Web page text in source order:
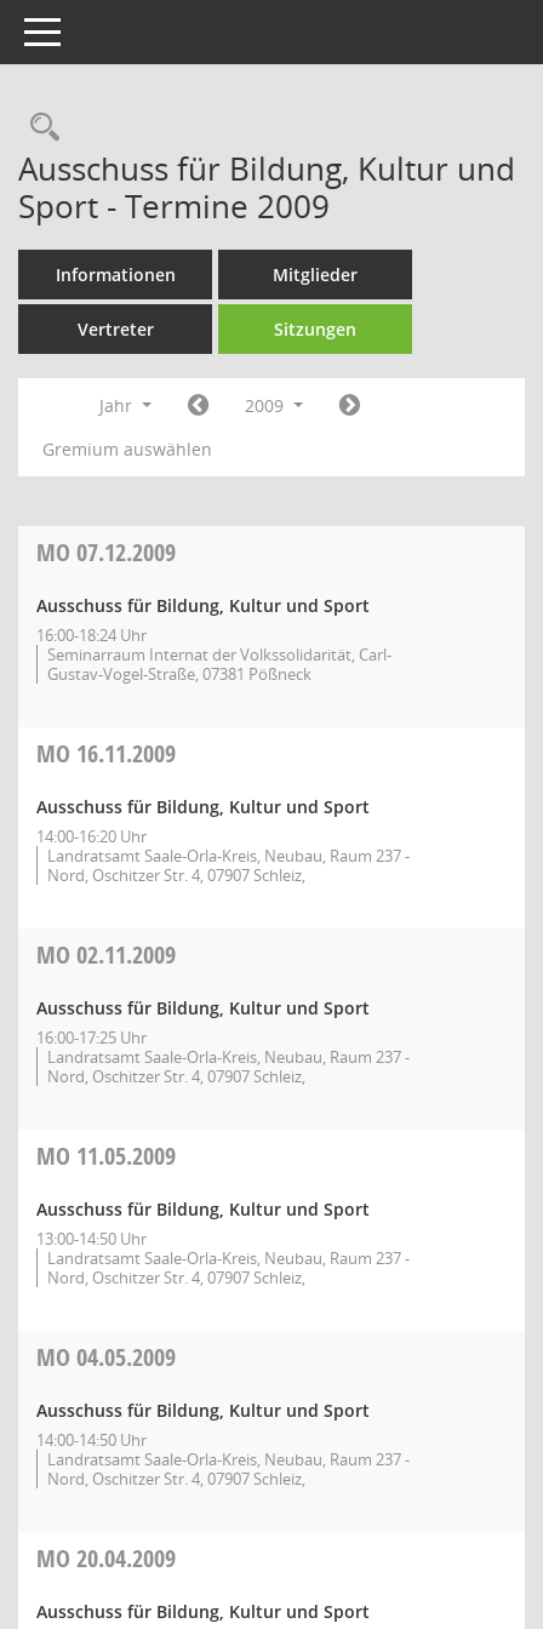
Toggle navigation
Rechercheauswahl
Ausschuss für Bildung, Kultur und
Sport - Termine 2009
Informationen Mitglieder
Vertreter Sitzungen
Jahr
2009
Gremium auswählen
MO 07.12.2009
Ausschuss für Bildung, Kultur und Sport
16:00-18:24 Uhr
Seminarraum Internat der Volkssolidarität, Carl-
Gustav-Vogel-Straße, 07381 Pößneck
MO 16.11.2009
Ausschuss für Bildung, Kultur und Sport
14:00-16:20 Uhr
Landratsamt Saale-Orla-Kreis, Neubau, Raum 237 -
Nord, Oschitzer Str. 4, 07907 Schleiz,
MO 02.11.2009
Ausschuss für Bildung, Kultur und Sport
16:00-17:25 Uhr
Landratsamt Saale-Orla-Kreis, Neubau, Raum 237 -
Nord, Oschitzer Str. 4, 07907 Schleiz,
MO 11.05.2009
Ausschuss für Bildung, Kultur und Sport
13:00-14:50 Uhr
Landratsamt Saale-Orla-Kreis, Neubau, Raum 237 -
Nord, Oschitzer Str. 4, 07907 Schleiz,
MO 04.05.2009
Ausschuss für Bildung, Kultur und Sport
14:00-14:50 Uhr
Landratsamt Saale-Orla-Kreis, Neubau, Raum 237 -
Nord, Oschitzer Str. 4, 07907 Schleiz,
MO 20.04.2009
Ausschuss für Bildung, Kultur und Sport